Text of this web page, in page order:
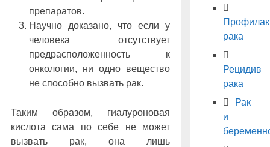
препаратов.
Научно доказано, что если у
человека отсутствует
предрасположенность к
онкологии, ни одно вещество
не способно вызвать рак.
Таким образом, гиалуроновая
кислота сама по себе не может
вызвать рак, она лишь
рака
Рецидив
рака
Рак
и